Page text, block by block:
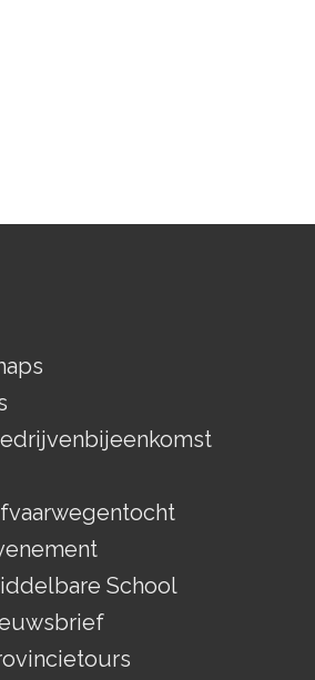
School